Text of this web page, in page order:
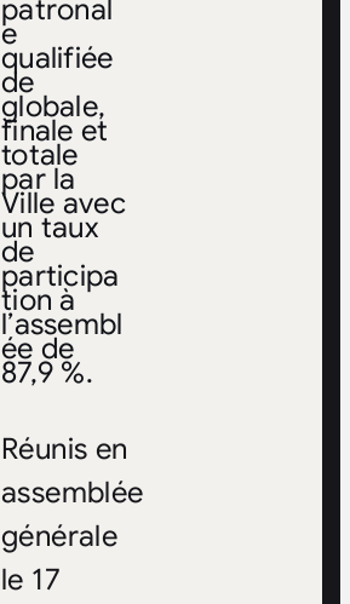
patronal
e
qualifiée
de
globale,
finale et
totale
par la
Ville avec
un taux
de
participa
tion à
l’assembl
ée de
87,9 %.
Réunis en
assemblée
générale
le 17